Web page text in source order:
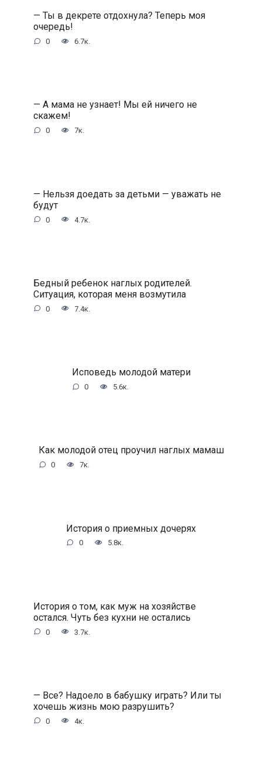
— Ты в декрете отдохнула? Теперь моя
очередь!
0 6.7к.
— А мама не узнает! Мы ей ничего не
скажем!
0 7к.
— Нельзя доедать за детьми — уважать не
будут
0 4.7к.
Бедный ребенок наглых родителей.
Ситуация, которая меня возмутила
0 7.4к.
Исповедь молодой матери
0 5.6к.
Как молодой отец проучил наглых мамаш
0 7к.
История о приемных дочерях
0 5.8к.
История о том, как муж на хозяйстве
остался. Чуть без кухни не остались
0 3.7к.
— Все? Надоело в бабушку играть? Или ты
хочешь жизнь мою разрушить?
0 4к.